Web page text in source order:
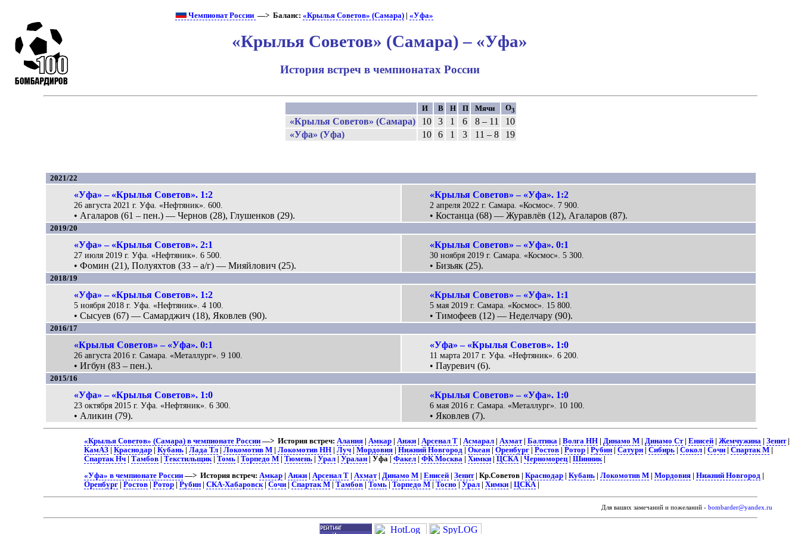
Чемпионат России —> Баланс:«Крылья Советов» (Самара) |«Уфа»
«Крылья Советов» (Самара) – «Уфа»
История встреч в чемпионатах России
И В Н П Мячи О3
«Крылья Советов» (Самара) 10 3 1 6 8 – 11
10
«Уфа» (Уфа)
10 6 1 3 11 – 8 19
2021/22
«Уфа» – «Крылья Советов». 1:2
26 августа 2021 г. Уфа. «Нефтяник». 600.
• Агаларов (61 – пен.) — Чернов (28), Глушенков (29).
«Крылья Советов» – «Уфа». 1:2
2 апреля 2022 г. Самара. «Космос». 7 900.
• Костанца (68) — Журавлёв (12), Агаларов (87).
2019/20
«Уфа» – «Крылья Советов». 2:1
27 июля 2019 г. Уфа. «Нефтяник». 6 500.
• Фомин (21), Полуяхтов (33 – а/г) — Мияйлович (25).
«Крылья Советов» – «Уфа». 0:1
30 ноября 2019 г. Самара. «Космос». 5 300.
• Бизьяк (25).
2018/19
«Уфа» – «Крылья Советов». 1:2
5 ноября 2018 г. Уфа. «Нефтяник». 4 100.
• Сысуев (67) — Самарджич (18), Яковлев (90).
«Крылья Советов» – «Уфа». 1:1
5 мая 2019 г. Самара. «Космос». 15 800.
• Тимофеев (12) — Неделчару (90).
2016/17
«Крылья Советов» – «Уфа». 0:1
26 августа 2016 г. Самара. «Металлург». 9 100.
• Игбун (83 – пен.).
«Уфа» – «Крылья Советов». 1:0
11 марта 2017 г. Уфа. «Нефтяник». 6 200.
• Пауревич (6).
2015/16
«Уфа» – «Крылья Советов». 1:0
23 октября 2015 г. Уфа. «Нефтяник». 6 300.
• Аликин (79).
«Крылья Советов» – «Уфа». 1:0
6 мая 2016 г. Самара. «Металлург». 10 100.
• Яковлев (7).
«Крылья Советов» (Самара) в чемпионате России—> История встреч: Алания| Амкар| Анжи| Арсенал Т| Асмарал| Ахмат| Балтика | Волга НН| Динамо М| Динамо Ст| Енисей| Жемчужина | Зенит|
КамАЗ| Краснодар| Кубань| Лада Тл| Локомотив М| Локомотив НН| Луч| Мордовия| Нижний Новгород| Океан| Оренбург| Ростов| Ротор| Рубин| Сатурн| Сибирь| Сокол| Сочи| Спартак М|
Спартак Нч| Тамбов| Текстильщик| Томь| Торпедо М| Тюмень| Урал| Уралан| Уфа | Факел| ФК Москва | Химки| ЦСКА| Черноморец| Шинник|
«Уфа» в чемпионате России—> История встреч: Амкар| Анжи| Арсенал Т| Ахмат| Динамо М| Енисей| Зенит| Кр.Советов | Краснодар| Кубань| Локомотив М| Мордовия| Нижний Новгород|
Оренбург| Ростов| Ротор| Рубин| СКА-Хабаровск| Сочи| Спартак М| Тамбов| Томь| Торпедо М| Тосно | Урал| Химки| ЦСКА|
Для ваших замечаний и пожеланий - bombarder@yandex.ru